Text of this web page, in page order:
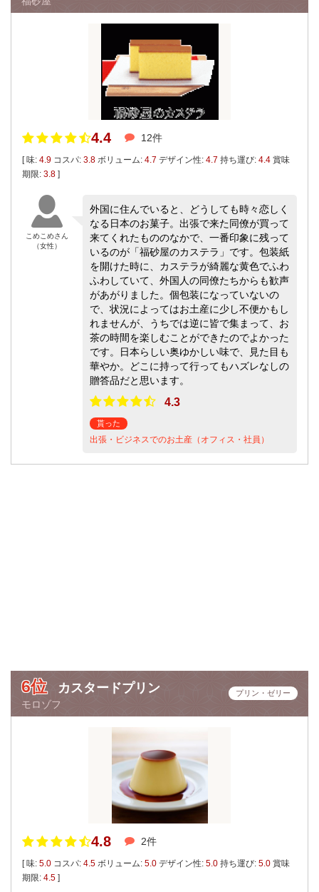
4.4 12件
[ 味: 4.9 コスパ: 3.8 ボリューム: 4.7 デザイン性: 4.7 持ち運び: 4.4 賞味
期限: 3.8 ]
こめこめさん
（女性）
外国に住んでいると、どうしても時々恋しく
なる日本のお菓子。出張で来た同僚が買って
来てくれたもののなかで、一番印象に残って
いるのが「福砂屋のカステラ」です。包装紙
を開けた時に、カステラが綺麗な黄色でふわ
ふわしていて、外国人の同僚たちからも歓声
があがりました。個包装になっていないの
で、状況によってはお土産に少し不便かもし
れませんが、うちでは逆に皆で集まって、お
茶の時間を楽しむことができたのでよかった
です。日本らしい奥ゆかしい味で、見た目も
華やか。どこに持って行ってもハズレなしの
贈答品だと思います。
4.3
貰った
出張・ビジネスでのお土産（オフィス・社員）
6位 カスタードプリン
モロゾフ
プリン・ゼリー
4.8 2件
[ 味: 5.0 コスパ: 4.5 ボリューム: 5.0 デザイン性: 5.0 持ち運び: 5.0 賞味
期限: 4.5 ]